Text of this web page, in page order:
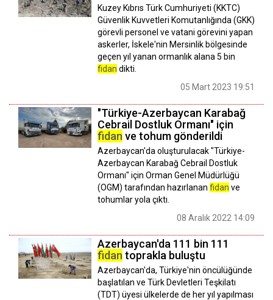
Kuzey Kıbrıs Türk Cumhuriyeti (KKTC)
Güvenlik Kuvvetleri Komutanlığında (GKK)
görevli personel ve vatani görevini yapan
askerler, İskele'nin Mersinlik bölgesinde
geçen yıl yanan ormanlık alana 5 bin
fidan dikti.
05 Mart 2023 19:51
"Türkiye-Azerbaycan Karabağ
Cebrail Dostluk Ormanı" için
fidan ve tohum gönderildi
Azerbaycan'da oluşturulacak "Türkiye-
Azerbaycan Karabağ Cebrail Dostluk
Ormanı" için Orman Genel Müdürlüğü
(OGM) tarafından hazırlanan fidan ve
tohumlar yola çıktı.
08 Aralık 2022 14:09
Azerbaycan'da 111 bin 111
fidan toprakla buluştu
Azerbaycan'da, Türkiye'nin öncülüğünde
başlatılan ve Türk Devletleri Teşkilatı
(TDT) üyesi ülkelerde de her yıl yapılması